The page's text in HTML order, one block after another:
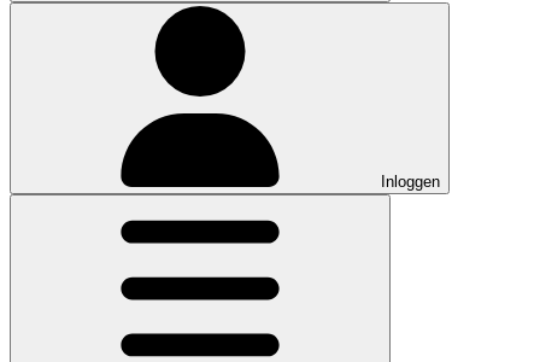
Inloggen